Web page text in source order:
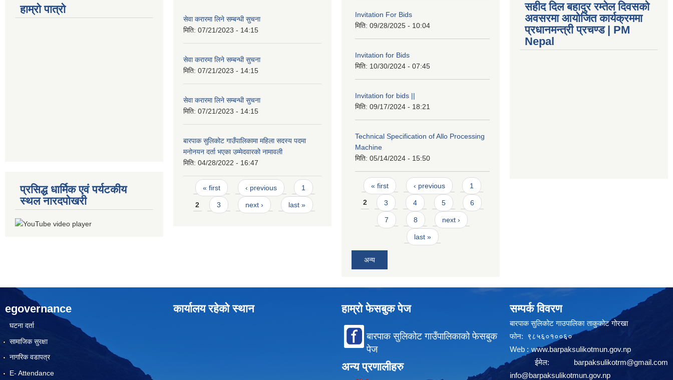
हाम्रो पात्रो
प्रसिद्ध धार्मिक एवं पर्यटकीय
स्थल नारदपोखरी
सेवा करारमा लिने सम्बन्धी सुचना
मिति: 07/21/2023 - 14:15
सेवा करारमा लिने सम्बन्धी सुचना
मिति: 07/21/2023 - 14:15
सेवा करारमा लिने सम्बन्धी सुचना
मिति: 07/21/2023 - 14:15
बारपाक सुलिकोट गाउँपालिकामा महिला सदस्य पदमा
मनोनयन दर्ता भएका उम्मेदवारको नामावली
मिति: 04/28/2022 - 16:47
Pages
« first ‹ previous 1
2 3 next › last »
Invitation For Bids
मिति: 09/28/2025 - 10:04
Invitation for Bids
मिति: 10/30/2024 - 07:45
Invitation for bids ||
मिति: 09/17/2024 - 18:21
Technical Specification of Allo Processing
Machine
मिति: 05/14/2024 - 15:50
Pages
« first ‹ previous 1
2 3 4 5 6
7 8 next ›
last »
अन्य
सहीद दिल बहादुर रम्तेल दिवसको
अवसरमा आयोजित कार्यक्रममा
प्रधानमन्त्री प्रचण्ड | PM
Nepal
egovernance
घटना दर्ता
सामाजिक सुरक्षा
नागरिक वडापत्र
E- Attendance
कार्यालय रहेको स्थान हाम्रो फेसबुक पेज
बारपाक सुलिकोट गाउँपालिकाको फेसबुक
पेज
अन्य प्रणालीहरु
सम्पर्क विवरण
बारपाक सुलिकोट गाउपालिका ताकुकोट गोरखा
फोन: ९८५६०१००६०
Web : www.barpaksulikotmun.gov.np
ईमेल: barpaksulikotrm@gmail.com
info@barpaksulikotmun.gov.np